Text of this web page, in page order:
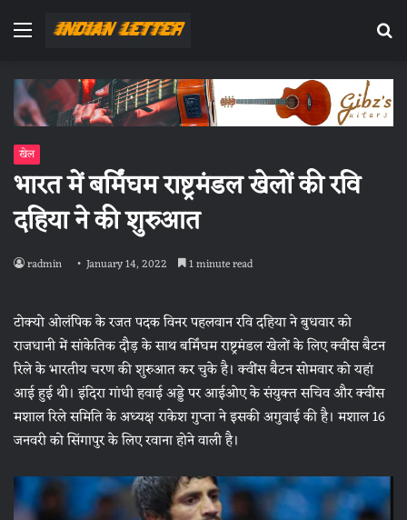
Menu
खेल
भारत में बर्मिंघम राष्ट्रमंडल खेलों की रवि
दहिया ने की शुरुआत
radmin January 14, 2022 1 minute read
टोक्यो ओलंपिक के रजत पदक विनर पहलवान रवि दहिया ने बुधवार को
राजधानी में सांकेतिक दौड़ के साथ बर्मिंघम राष्ट्रमंडल खेलों के लिए क्वींस बैटन
रिले के भारतीय चरण की शुरुआत कर चुके है। क्वींस बैटन सोमवार को यहां
आई हुई थी। इंदिरा गांधी हवाई अड्डे पर आईओए के संयुक्त सचिव और क्वींस
मशाल रिले समिति के अध्यक्ष राकेश गुप्ता ने इसकी अगुवाई की है। मशाल 16
जनवरी को सिंगापुर के लिए रवाना होने वाली है।